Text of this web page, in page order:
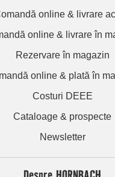
online & livrare
online & livrare în
Rezervare în magazin
online & plată în
Costuri DEEE
Cataloage & prospecte
Newsletter